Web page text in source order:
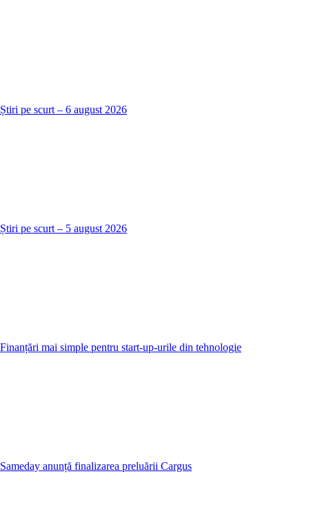
Știri pe scurt – 6 august 2026
Știri pe scurt – 5 august 2026
Finanțări mai simple pentru start-up-urile din tehnologie
Sameday anunță finalizarea preluării Cargus